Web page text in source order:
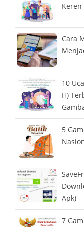
Keren
Cara
10
H)
5
Apk)
7